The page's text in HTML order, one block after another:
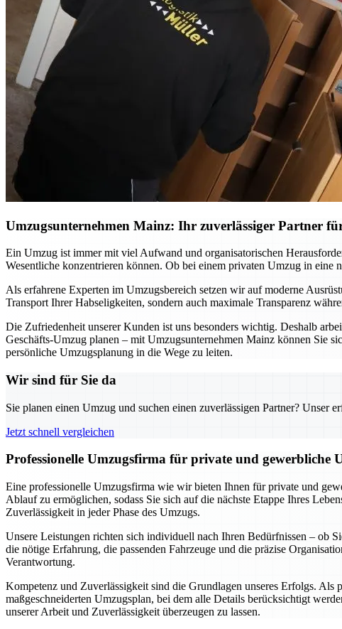
Umzugsunternehmen Mainz: Ihr zuverlässiger Partner
Ein Umzug ist immer mit viel Aufwand und organisatorischen
Wesentliche konzentrieren können. Ob bei einem privaten Umzug in eine
Als erfahrene Experten im Umzugsbereich setzen wir auf moderne
Transport Ihrer Habseligkeiten, sondern auch maximale Transparenz
Die Zufriedenheit unserer Kunden ist uns besonders wichtig. Deshalb
Geschäfts-Umzug planen – mit Umzugsunternehmen Mainz können Sie
persönliche Umzugsplanung in die Wege zu leiten.
Wir sind für Sie da
Sie planen einen Umzug und suchen einen zuverlässigen Partner? Unser
Jetzt schnell vergleichen
Professionelle Umzugsfirma für private und gewerbliche
Eine professionelle Umzugsfirma wie wir bieten Ihnen für private und
Ablauf zu ermöglichen, sodass Sie sich auf die nächste Etappe Ihres
Zuverlässigkeit in jeder Phase des Umzugs.
Unsere Leistungen richten sich individuell nach Ihren Bedürfnissen – ob
die nötige Erfahrung, die passenden Fahrzeuge und die präzise
Verantwortung.
Kompetenz und Zuverlässigkeit sind die Grundlagen unseres Erfolgs.
maßgeschneiderten Umzugsplan, bei dem alle Details berücksichtigt
unserer Arbeit und Zuverlässigkeit überzeugen zu lassen.